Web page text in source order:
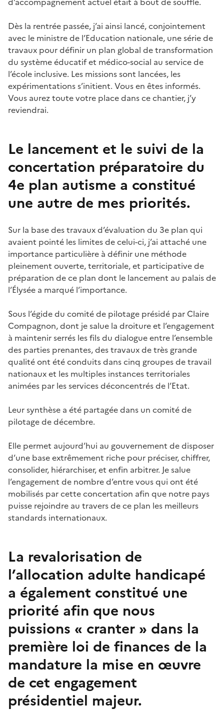
Dès la rentrée passée, j’ai ainsi lancé, conjointement
avec le ministre de l’Education nationale, une série de
travaux pour définir un plan global de transformation
du système éducatif et médico-social au service de
l’école inclusive. Les missions sont lancées, les
expérimentations s’initient. Vous en êtes informés.
Vous aurez toute votre place dans ce chantier, j’y
reviendrai.
Le lancement et le suivi de la
concertation préparatoire du
4e plan autisme a constitué
une autre de mes priorités.
Sur la base des travaux d’évaluation du 3e plan qui
avaient pointé les limites de celui-ci, j’ai attaché une
importance particulière à définir une méthode
pleinement ouverte, territoriale, et participative de
préparation de ce plan dont le lancement au palais de
l’Élysée a marqué l’importance.
Sous l’égide du comité de pilotage présidé par Claire
Compagnon, dont je salue la droiture et l’engagement
à maintenir serrés les fils du dialogue entre l’ensemble
des parties prenantes, des travaux de très grande
qualité ont été conduits dans cinq groupes de travail
nationaux et les multiples instances territoriales
animées par les services déconcentrés de l’Etat.
Leur synthèse a été partagée dans un comité de
pilotage de décembre.
Elle permet aujourd’hui au gouvernement de disposer
d’une base extrêmement riche pour préciser, chiffrer,
consolider, hiérarchiser, et enfin arbitrer. Je salue
l’engagement de nombre d’entre vous qui ont été
mobilisés par cette concertation afin que notre pays
puisse rejoindre au travers de ce plan les meilleurs
standards internationaux.
La revalorisation de
l’allocation adulte handicapé
a également constitué une
priorité afin que nous
puissions « cranter » dans la
première loi de finances de la
mandature la mise en œuvre
de cet engagement
présidentiel majeur.